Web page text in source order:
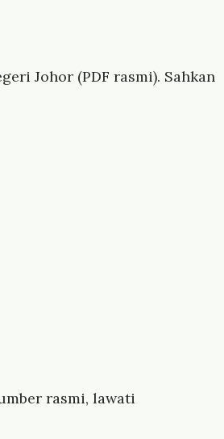
Johor (PDF rasmi). Sahkan
rasmi, lawati